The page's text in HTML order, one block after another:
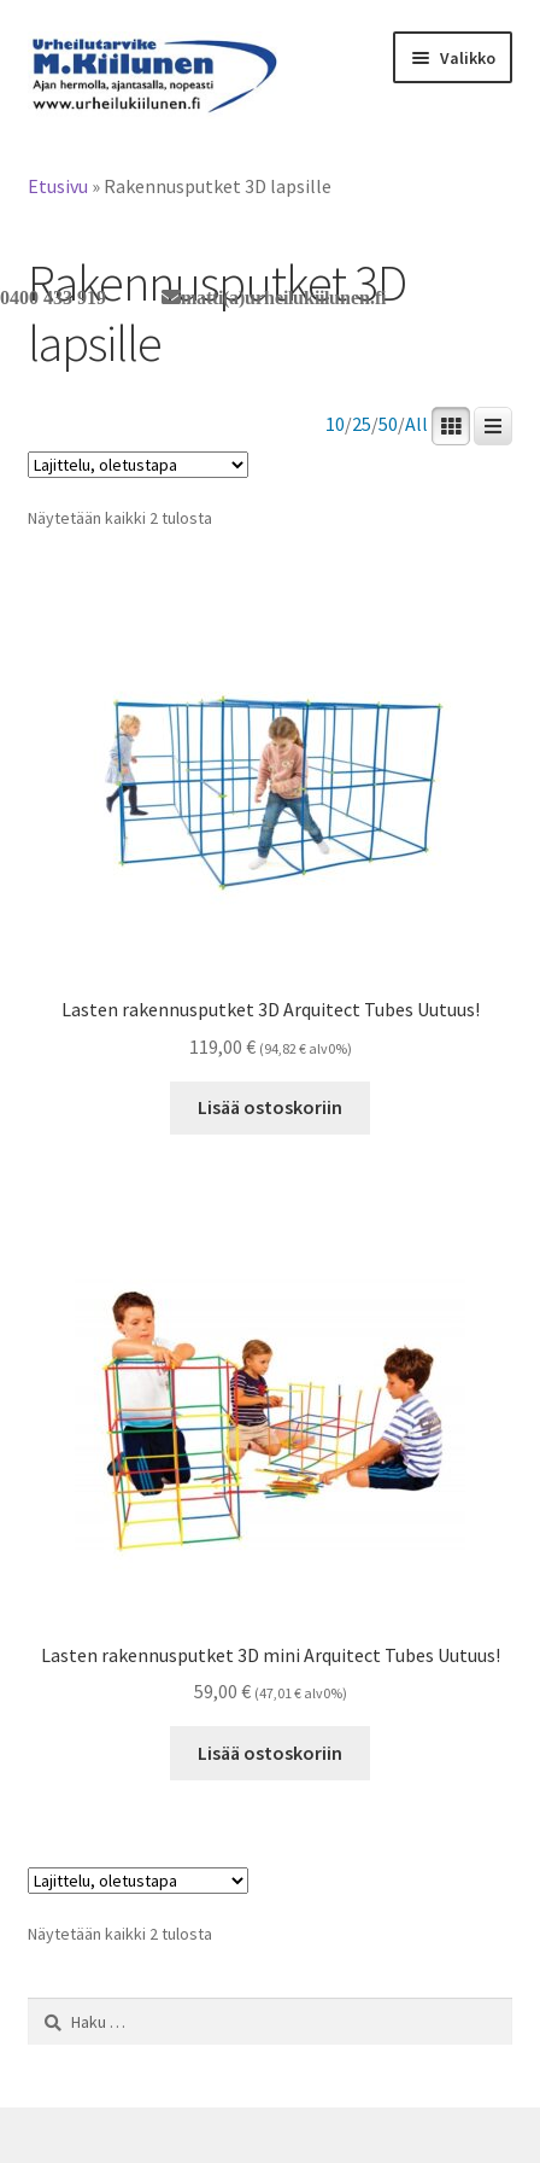
0400 433 919 matti(a)urheilukiilunen.fi
Siirry
navigointiin
Siirry
sisältöön
Valikko
Yhteystiedot
Etusivu » Rakennusputket 3D lapsille
Rakennusputket 3D
lapsille
10/25/50/All
Näytetään kaikki 2 tulosta
Lasten rakennusputket 3D Arquitect Tubes Uutuus!
119,00 € (94,82 €alv0%)
Lisää ostoskoriin
Lasten rakennusputket 3D mini Arquitect Tubes Uutuus!
59,00 € (47,01€alv0%)
Lisää ostoskoriin
Näytetään kaikki 2 tulosta
Haku: